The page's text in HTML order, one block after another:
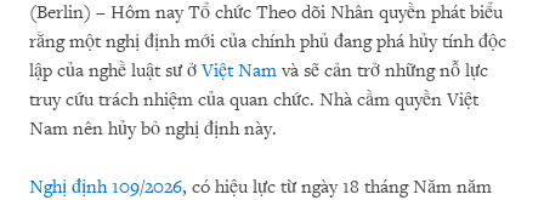
(Berlin) – Hôm nay Tổ chức Theo dõi Nhân quyền phát biểu
rằng một nghị định mới của chính phủ đang phá hủy tính độc
lập của nghề luật sư ởViệt Namvà sẽ cản trở những nỗ lực
truy cứu trách nhiệm của quan chức. Nhà cầm quyền Việt
Nam nên hủy bỏ nghị định này.
Nghị định 109/2026, có hiệu lực từ ngày 18 tháng Năm năm